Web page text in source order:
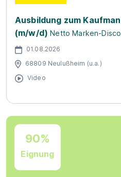
Ausbildung zum
(m/w/d) Netto Marken-
01.08.2026
68809 Neulußheim (u.a.)
Video
90%
Eignung